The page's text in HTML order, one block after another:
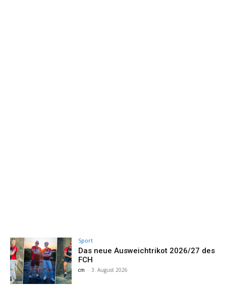
Sport
Das neue Ausweichtrikot 2026/27 des
FCH
cm - 3. August 2026